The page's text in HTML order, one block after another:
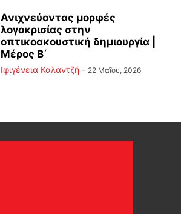
Ανιχνεύοντας μορφές
λογοκρισίας στην
οπτικοακουστική δημιουργία |
Μέρος B΄
Ιφιγένεια Καλαντζή - 22 Μαΐου, 2026